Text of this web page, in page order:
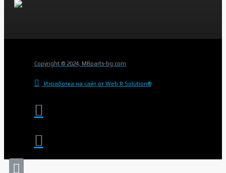
Copyright © 2024, MBparts-bg.com
Изработка на сайт от Web R Solution®